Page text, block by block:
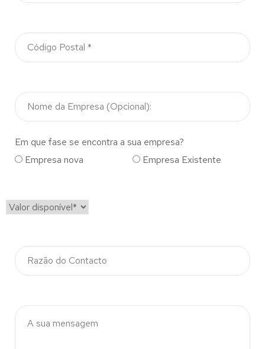
Em que fase se encontra a sua empresa?
Empresa nova
Empresa Existente